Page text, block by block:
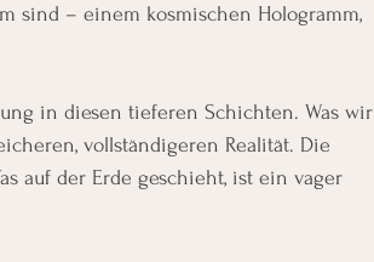
sind – einem kosmischen Hologramm,
in diesen tieferen Schichten. Was wir
vollständigeren Realität. Die
auf der Erde geschieht, ist ein vager